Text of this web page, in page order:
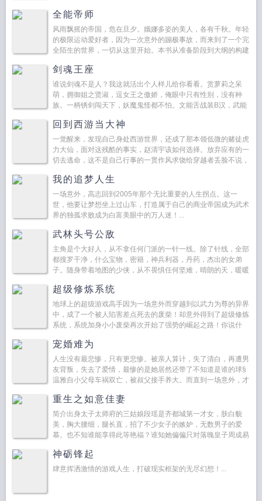
她想要...
全能帝师
风雨飘摇的帝国，危在旦夕。娥娜多姿的美人，各有千秋。年轻
的极限运动爱好者，因为一次意外的蹦极事故，而来到了一个完
全陌生的世界，一切从这里开始。本书从准备阶段到大纲的构建
剑魂王座
谁说剑魂不是人？我这就活出个人样儿给你看看。赏萝莉之呆
萌，拥御姐之贤淑，逗女王之傲娇，俺眼中只有性别，没有种
族。一柄锈剑闯天下，妖魔鬼怪都不怕。文能舌战装B汉，武能
回到西游当大神
一觉醒来，发现自己身处西游世界，还成了那本领低微的赌徒虎
力大仙，面对这残酷的事实，赵清宇该如何选择。放弃应有的一
切去逃命，这不是自己行事的一贯作风求饶给穿越者丢脸不说，
用，没准...
我的追梦人生
一场意外，高志回到2005年那个无比重要的人生拐点。这一
世，他要让梦想坐上过山车，打造属于自己的商业帝国成为武术
界的独孤求败成为白富美眼中的万人迷！...
武林头号公敌
主角是个大好人，从不拿任何门派的一针一线。除了针线，全部
都搜罗干净，什么宝物，密籍，神兵利器，丹药，杰出的女弟
子。随身带着地图的少侠，从不畏惧任何坚难，晴朗的天，暖暖
超级修炼系统
地球上的超级游戏高手因为一场意外而穿越到以武力为尊的异界
中，成了一个被人陷害差点死去的废柴！却意外得到了超级修炼
系统，系统加身小小废柴再次开始了强势的崛起之路！你说什
加修为的灵...
宠婚难为
人生没有最悲惨，只有更悲惨。被亲人算计，失了清白，再遭男
友背叛，失去了爱情，最惨的是她居然还带了不知道是谁的球§
温雅自小父母车祸双亡，被叔父接手养大。而直到一场意外，才
不...
重生之如意佳妻
简介出身太子太师府的三姑娘段瑶是齐都城第一才女，肤白貌
美，胸大腰细，腿长直，招了不少女子的嫉妒，无数男子的爱
慕。也不知谁能享得此等艳福？谁知她偏偏只对落魄皇子周成易
握...
神砺锋起
肆意挥洒激情的游戏人生，打破现实框架的无尽幻想！...